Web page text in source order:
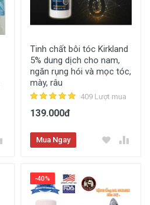
Tinh chất bôi tóc Kirkland
5% dung dịch cho nam,
ngăn rụng hói và mọc tóc,
mày, râu
409 Lượt mua
139.000đ
Mua Ngay
-40%